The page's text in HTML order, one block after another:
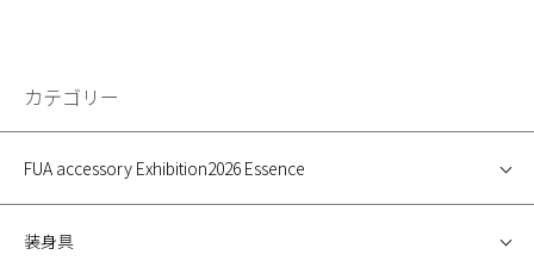
カテゴリー
FUA accessory Exhibition2026 Essence
装身具